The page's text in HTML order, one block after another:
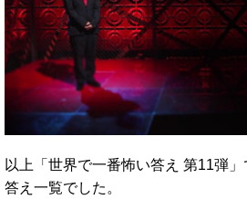
以上「世界で一番怖い答え 第11弾
答え一覧でした。